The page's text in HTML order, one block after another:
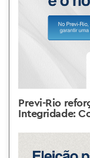
Previ-Rio
Integridade: